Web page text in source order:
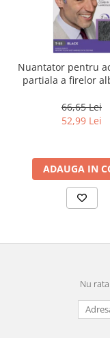
Nuantator pentru
partiala a firelor
Touch of Grey,
66,65 Lei
52,99 Lei
ADAUGA IN
Nu